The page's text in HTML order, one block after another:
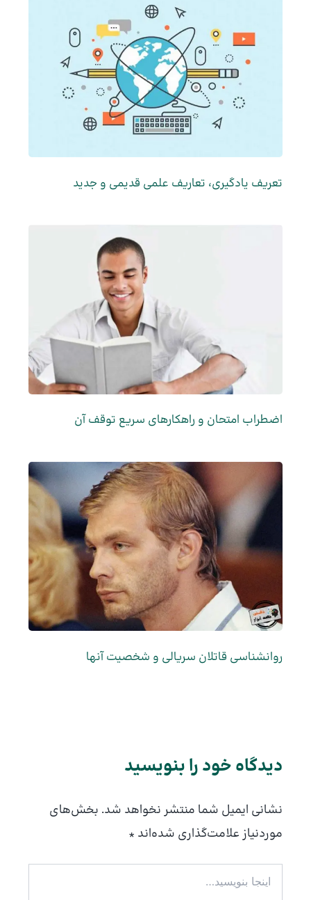
تعریف یادگیری، تعاریف علمی قدیمی و جدید
اضطراب امتحان و راهکارهای سریع توقف آن
روانشناسی قاتلان سریالی و شخصیت آنها
دیدگاه‌ خود را بنویسید
نشانی ایمیل شما منتشر نخواهد شد. بخش‌های
موردنیاز علامت‌گذاری شده‌اند *
بنویسید…